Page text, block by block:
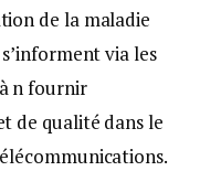
de la maladie
via les
n fournir
de qualité dans le